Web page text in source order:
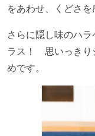
をあわせ、くどさを
さらに隠し味のハ
ラス！ 思いっきり
めです。